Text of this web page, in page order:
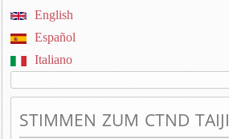
English
Español
Italiano
STIMMEN ZUM CTND TAIJI